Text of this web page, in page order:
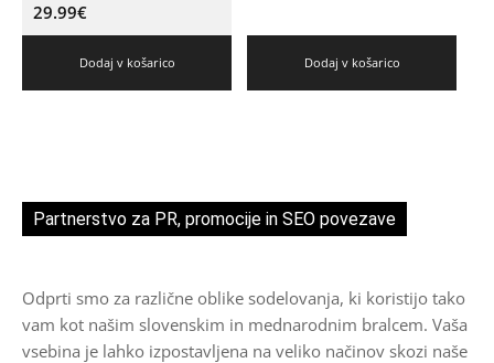
29.99€
Dodaj v košarico Dodaj v košarico
Partnerstvo za PR, promocije in SEO povezave
Odprti smo za različne oblike sodelovanja, ki koristijo tako
vam kot našim slovenskim in mednarodnim bralcem. Vaša
vsebina je lahko izpostavljena na veliko načinov skozi naše